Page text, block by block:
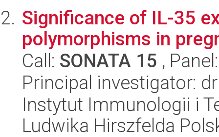
Significance of IL-35
polymorphisms in
Call: SONATA 15 ,
Principal investigator:
Instytut Immunologii i
Ludwika Hirszfelda